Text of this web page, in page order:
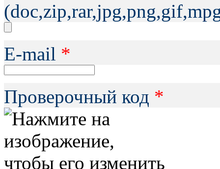
Е-mail *
Проверочный код *